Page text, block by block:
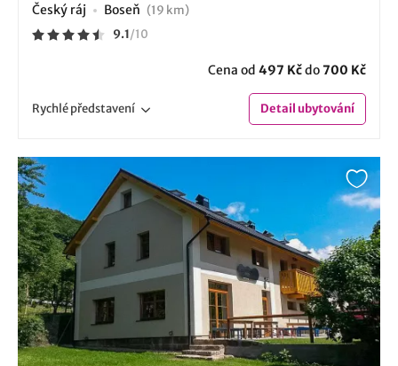
Český ráj Boseň (19 km)
9.1/10
Cena od 497 Kčdo700 Kč
Rychlépředstavení Detailubytování